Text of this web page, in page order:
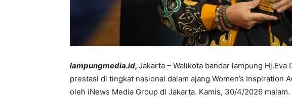
lampungmedia.id, Jakarta – Walikota bandar lampung Hj.Eva
prestasi di tingkat nasional dalam ajang Women’s Inspiration
oleh iNews Media Group di Jakarta. Kamis, 30/4/2026 malam.